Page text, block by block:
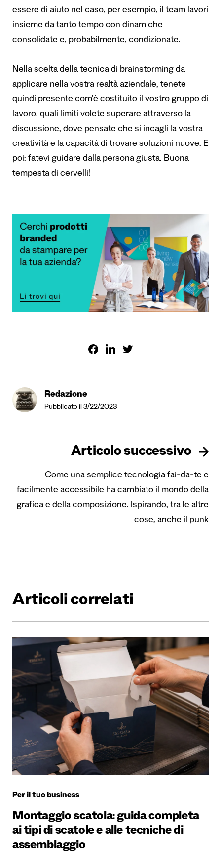
essere di aiuto nel caso, per esempio, il team lavori
insieme da tanto tempo con dinamiche
consolidate e, probabilmente, condizionate.
Nella scelta della tecnica di brainstorming da
applicare nella vostra realtà aziendale, tenete
quindi presente com’è costituito il vostro gruppo di
lavoro, quali limiti volete superare attraverso la
discussione, dove pensate che si incagli la vostra
creatività e la capacità di trovare soluzioni nuove. E
poi: fatevi guidare dalla persona giusta. Buona
tempesta di cervelli!
Redazione
Pubblicato il 3/22/2023
Articolo successivo
Come una semplice tecnologia fai-da-te e
facilmente accessibile ha cambiato il mondo della
grafica e della composizione. Ispirando, tra le altre
cose, anche il punk
Articoli correlati
Per il tuo business
Montaggio scatola: guida completa
ai tipi di scatole e alle tecniche di
assemblaggio